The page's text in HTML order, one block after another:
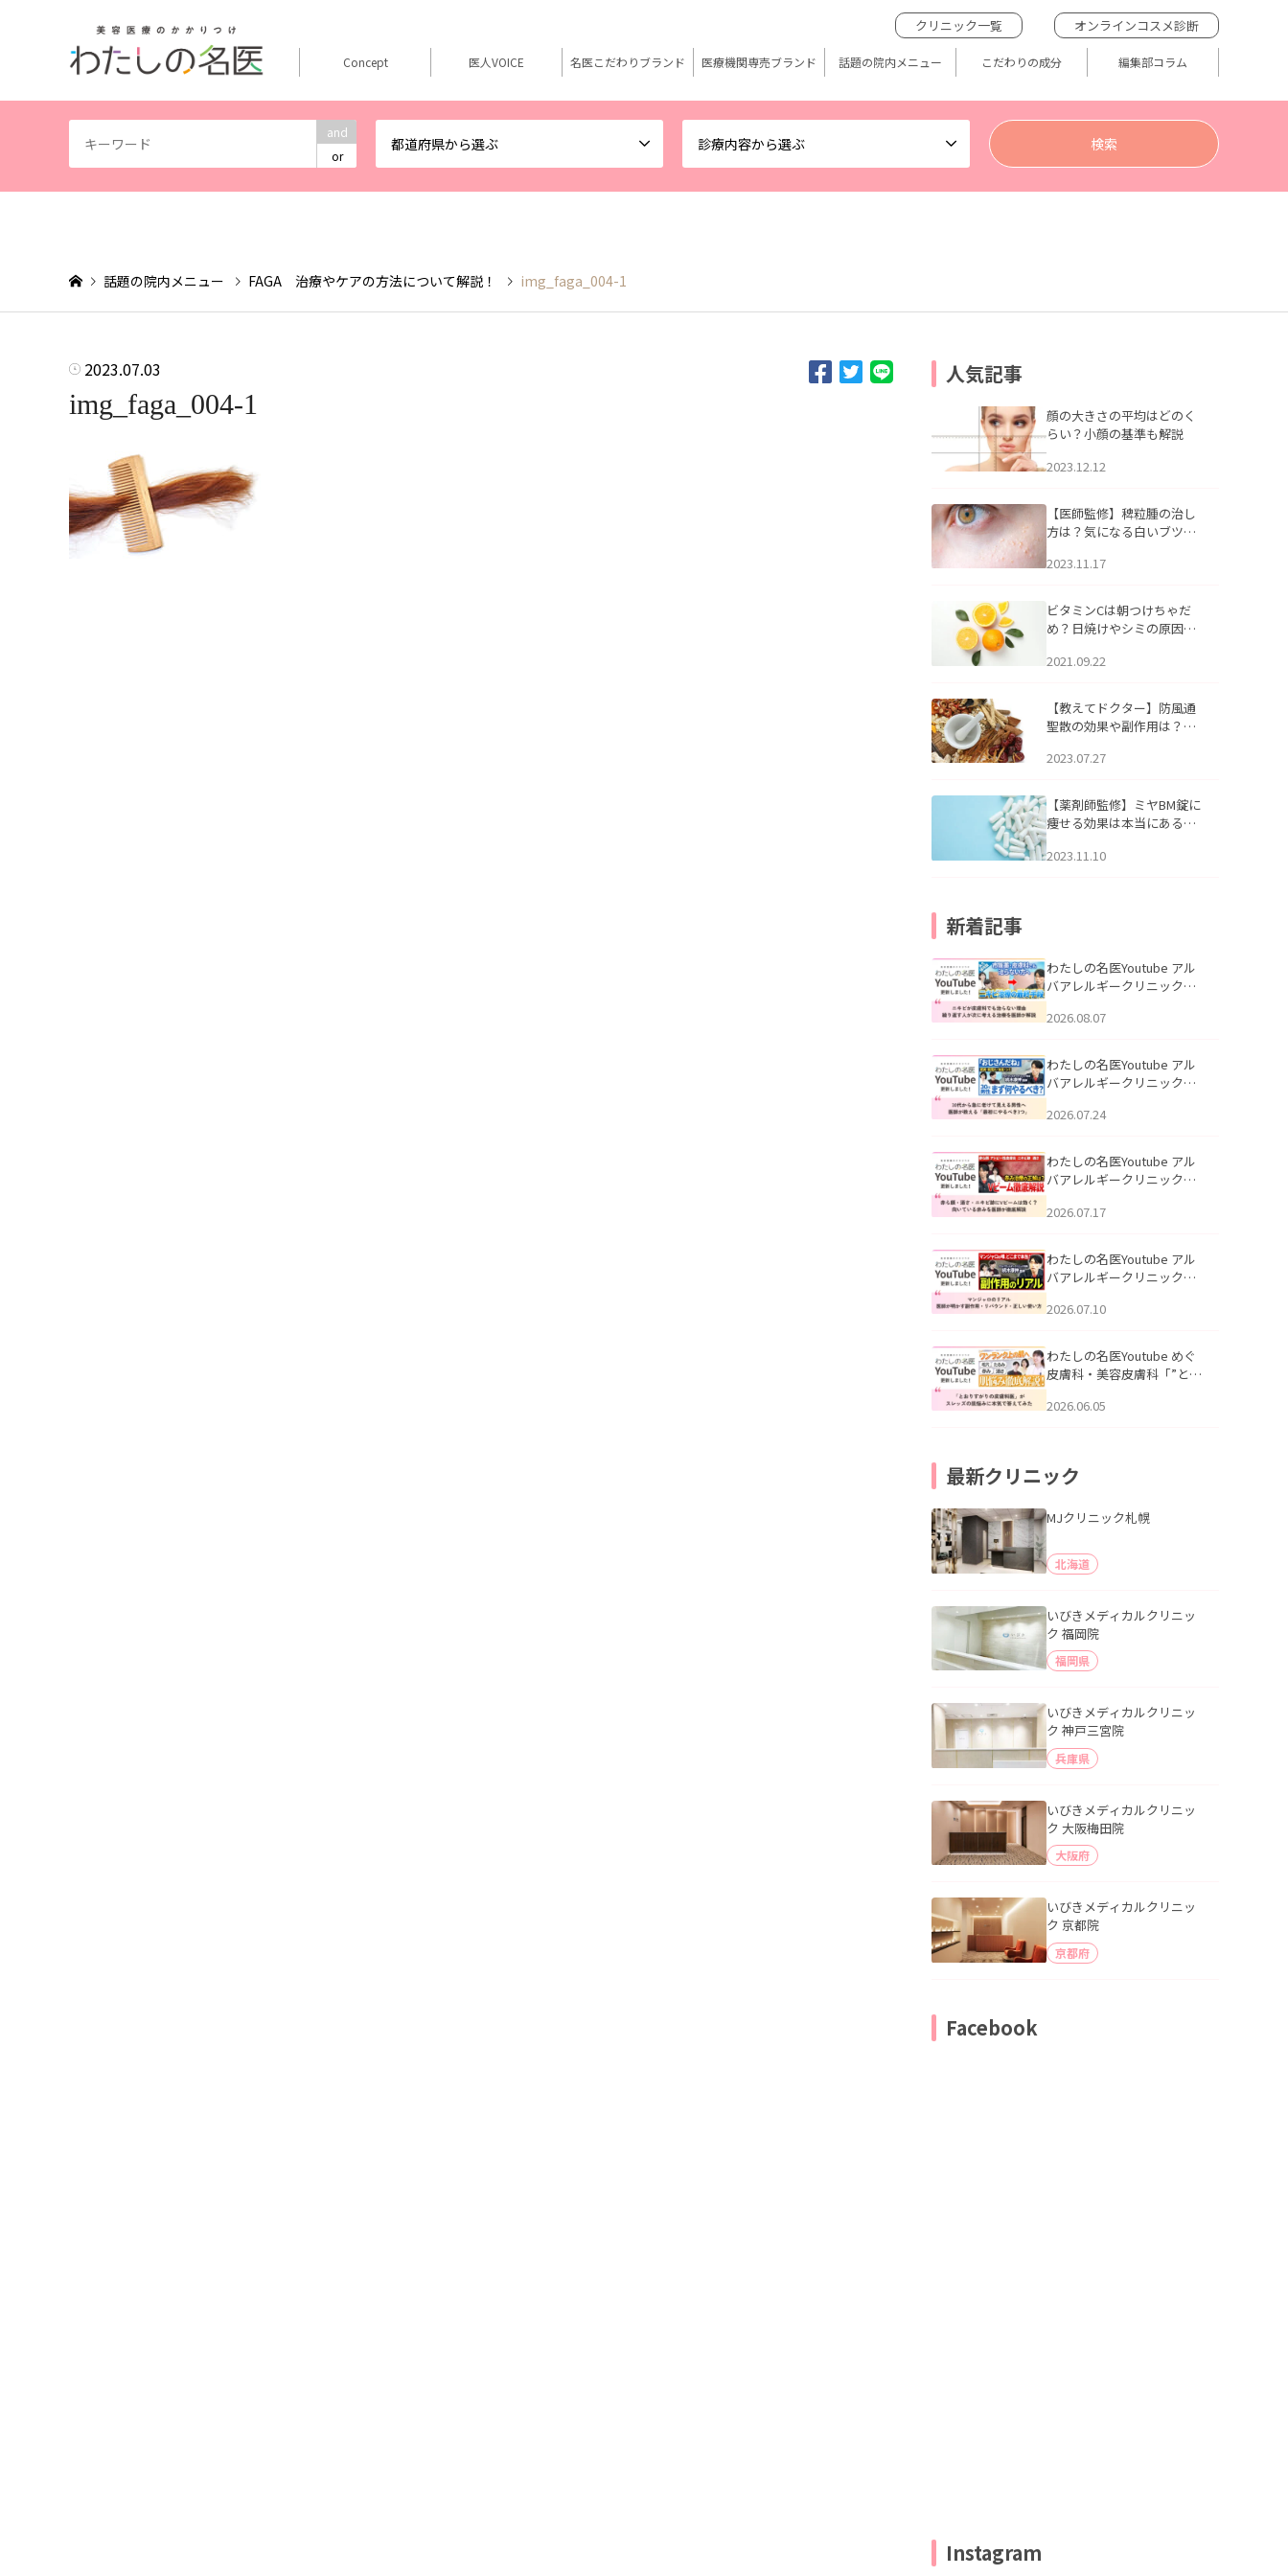
and
or
都道府県から選ぶ 診療内容から選ぶ
クリニック一覧 オンラインコスメ診断
Concept 医人VOICE 名医こだわりブランド 医療機関専売ブランド 話題の院内メニュー こだわりの成分 編集部コラム
話題の院内メニュー FAGA 治療やケアの方法について解説！ img_faga_004-1
2023.07.03
img_faga_004-1
人気記事
顔の大きさの平均はどのく
らい？小顔の基準も解説
2023.12.12
【医師監修】稗粒腫の治し
方は？気になる白いブツブ
アについて
2023.11.17
ビタミンCは朝つけちゃだ
め？日焼けやシミの原因に
2021.09.22
【教えてドクター】防風通
聖散の効果や副作用は？長
2023.07.27
【薬剤師監修】ミヤBM錠に
痩せる効果は本当にある
2023.11.10
新着記事
わたしの名医Youtube アル
バアレルギークリニック札
らない理由｜繰り返す人が
説」を公開いたしました。
2026.08.07
わたしの名医Youtube アル
バアレルギークリニック札
える男性へ｜医師が教える
公開いたしました。
2026.07.24
わたしの名医Youtube アル
バアレルギークリニック札
跡にVビームは効く？向いて
説」を公開いたしました。
2026.07.17
わたしの名医Youtube アル
バアレルギークリニック札
医師が明かす副作用・リバ
公開いたしました。
2026.07.10
わたしの名医Youtube めぐ
皮膚科・美容皮膚科「”とお
ッズの肌悩みに本気で答え
2026.06.05
最新クリニック
MJクリニック札幌
北海道
いびきメディカルクリニッ
ク 福岡院
福岡県
いびきメディカルクリニッ
ク 神戸三宮院
兵庫県
いびきメディカルクリニッ
ク 大阪梅田院
大阪府
いびきメディカルクリニッ
ク 京都院
京都府
Facebook
Instagram